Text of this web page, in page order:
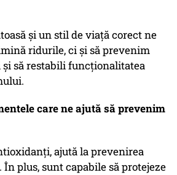
și un stil de viață corect ne
ridurile, ci și să prevenim
să restabili funcționalitatea
care ne ajută să prevenim
ajută la prevenirea
plus, sunt capabile să protejeze